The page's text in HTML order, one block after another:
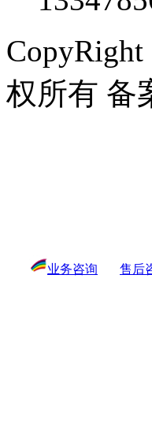
权所有 备
业务咨询 售后